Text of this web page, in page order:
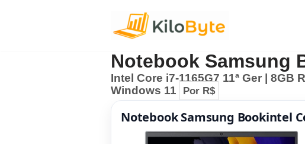
Notebook Samsung
Intel Core i7-1165G7 11ª Ger | 8GB
Windows 11
Por R$
Notebook Samsung Bookintel